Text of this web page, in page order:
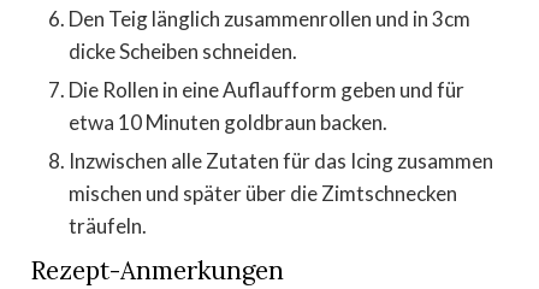
Den Teig länglich zusammenrollen und in 3cm
dicke Scheiben schneiden.
Die Rollen in eine Auflaufform geben und für
etwa 10 Minuten goldbraun backen.
Inzwischen alle Zutaten für das Icing zusammen
mischen und später über die Zimtschnecken
träufeln.
Rezept-Anmerkungen